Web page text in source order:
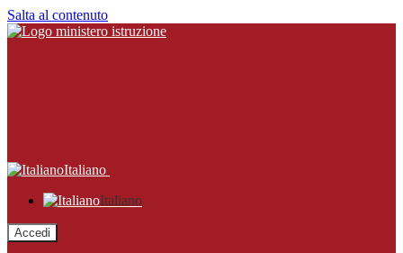
Salta al contenuto
Italiano
Italiano
Accedi